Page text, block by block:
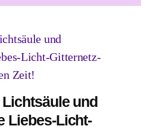
und
Liebes-Licht-